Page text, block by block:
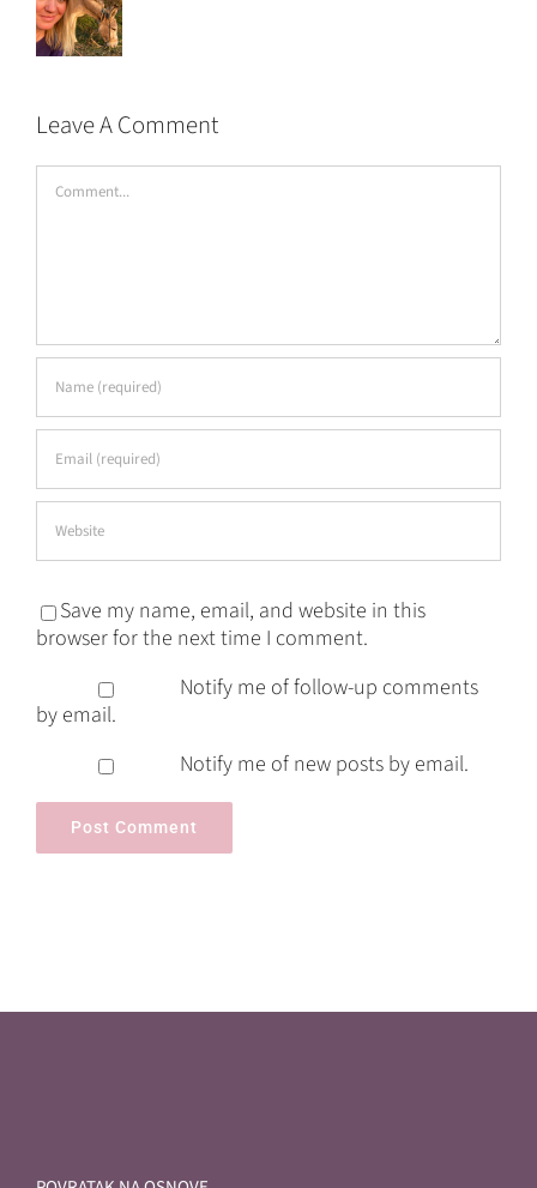
Leave A Comment
Comment
Save my name, email, and website in this
browser for the next time I comment.
Notify me of follow-up comments
by email.
Notify me of new posts by email.